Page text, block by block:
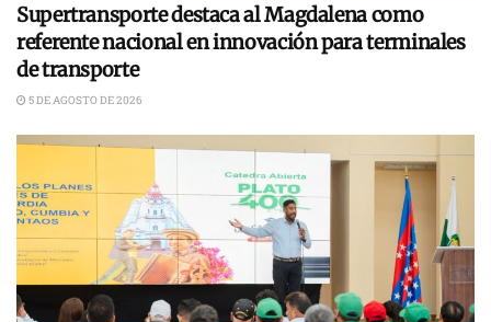
Supertransporte destaca al Magdalena como
referente nacional en innovación para terminales
de transporte
5 DE AGOSTO DE 2026